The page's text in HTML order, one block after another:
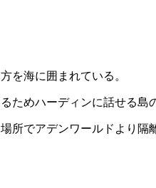
を海に囲まれている。
ためハーディンに話せる
でアデンワールドより